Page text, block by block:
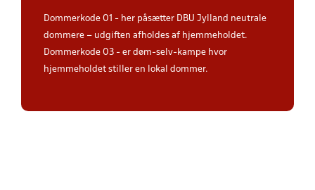
Dommerkode 01 - her påsætter DBU Jylland neutrale
dommere – udgiften afholdes af hjemmeholdet.
Dommerkode 03 - er døm-selv-kampe hvor
hjemmeholdet stiller en lokal dommer.